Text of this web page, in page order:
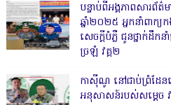
បន្ទាប់ពីអង្គភាពសារព័ត៌
ឆ្នាំ២០២៥ អ្នកនាំពាក្យ
សេចក្តីបំភ្លឺ ជូនថ្នាក់ដឹក
ច្រឡំ វគ្គ២
កាសុីណូ នៅជាប់ព្រំដែន
អនុសាសន៍របស់សម្ដេច